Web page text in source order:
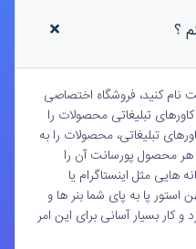
نام کنید، فروشگاه اختصاصی
کاورهای تبلیغاتی محصولات را
تبلیغاتی، محصولات را به
محصول پورسانت آن را
هایی مثل اینستاگرام یا
استور پا به پای شما بنر ها و
کار بسیار آسانی برای این امر